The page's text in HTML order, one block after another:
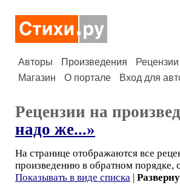
Авторы Произведения Рецензии
Магазин
О портале Вход для
Рецензии на
надо же...»
На странице отображаются все
произведению в обратном порядке,
Показывать в виде списка |